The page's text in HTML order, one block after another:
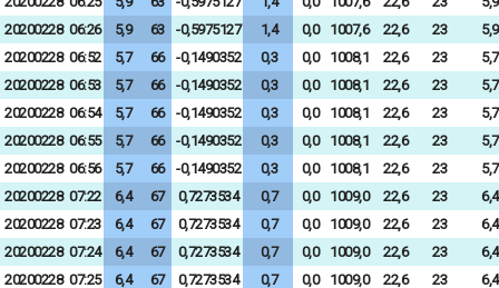
20200228 06:26 5,9 63 -0,5975127 1,4 0,0 1007,6 22,6 23
5,9
20200228 06:52 5,7 66 -0,1490352 0,3 0,0 1008,1 22,6 23
5,7
20200228 06:53 5,7 66 -0,1490352 0,3 0,0 1008,1 22,6 23
5,7
20200228 06:54 5,7 66 -0,1490352 0,3 0,0 1008,1 22,6 23
5,7
20200228 06:55 5,7 66 -0,1490352 0,3 0,0 1008,1 22,6 23
5,7
20200228 06:56 5,7 66 -0,1490352 0,3 0,0 1008,1 22,6 23
5,7
20200228 07:22 6,4 67 0,7273534 0,7 0,0 1009,0 22,6 23
6,4
20200228 07:23 6,4 67 0,7273534 0,7 0,0 1009,0 22,6 23
6,4
20200228 07:24 6,4 67 0,7273534 0,7 0,0 1009,0 22,6 23
6,4
20200228 07:25 6,4 67 0,7273534 0,7 0,0 1009,0 22,6 23 6,4